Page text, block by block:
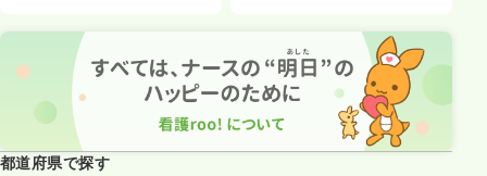
都道府県で探す